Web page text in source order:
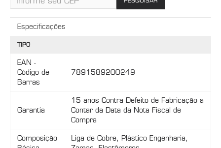
Especificações
TIPO
EAN -
Código de
Barras
7891589200249
Garantia
15 anos Contra Defeito de Fabricação a
Contar da Data da Nota Fiscal de
Compra
Composição
Liga de Cobre, Plástico Engenharia,